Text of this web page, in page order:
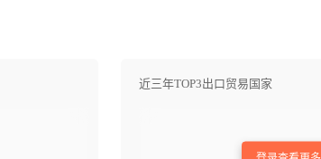
近三年TOP3出口贸易国家